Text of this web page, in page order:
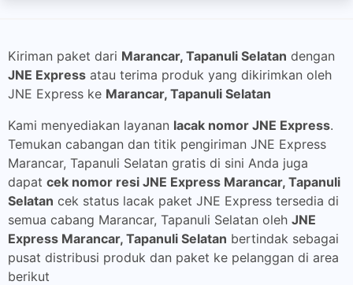
Kiriman paket dari Marancar, Tapanuli Selatan dengan
JNE Express atau terima produk yang dikirimkan oleh
JNE Express ke Marancar, Tapanuli Selatan
Kami menyediakan layanan lacak nomor JNE Express.
Temukan cabangan dan titik pengiriman JNE Express
Marancar, Tapanuli Selatan gratis di sini Anda juga
dapat cek nomor resi JNE Express Marancar, Tapanuli
Selatan cek status lacak paket JNE Express tersedia di
semua cabang Marancar, Tapanuli Selatan oleh JNE
Express Marancar, Tapanuli Selatan bertindak sebagai
pusat distribusi produk dan paket ke pelanggan di area
berikut